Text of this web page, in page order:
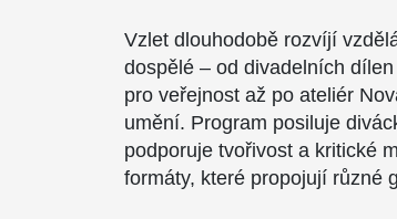
Vzlet dlouhodobě rozvíjí
dospělé – od divadelních
pro veřejnost až po ateliér
umění. Program posiluje
podporuje tvořivost a kritické
formáty, které propojují různé